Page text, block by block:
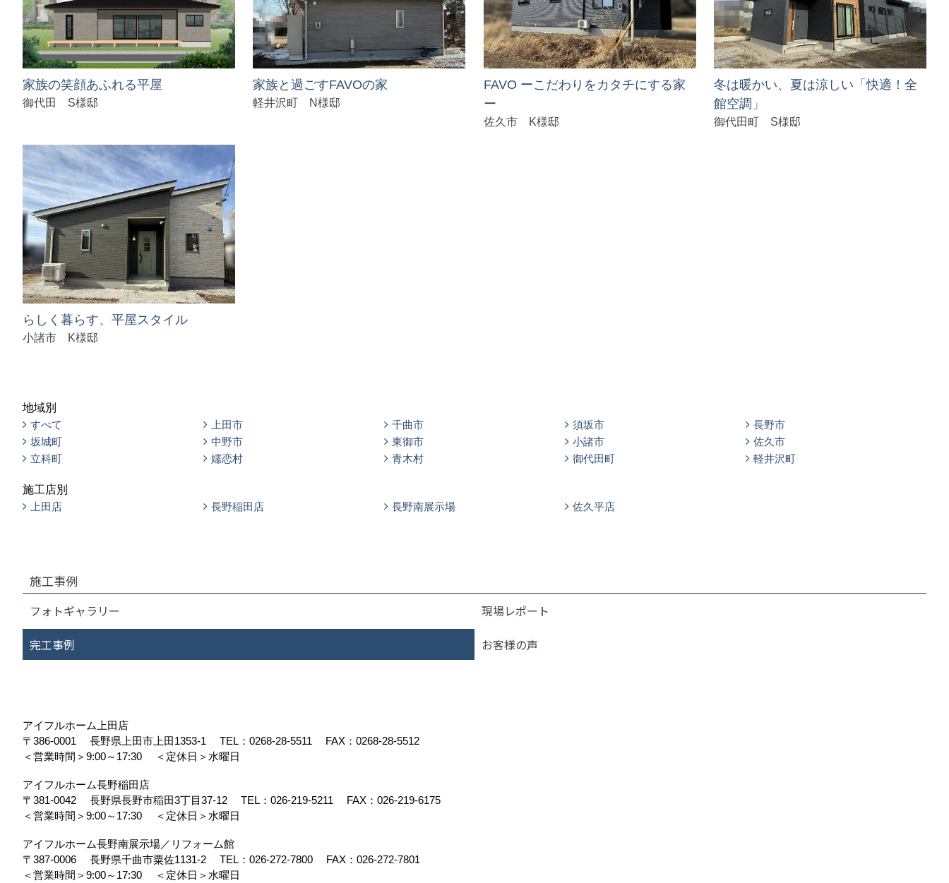
家族の笑顔あふれる平屋
御代田 S様邸
家族と過ごすFAVOの家
軽井沢町 N様邸
FAVO ーこだわりをカタチにする家
ー
佐久市 K様邸
冬は暖かい、夏は涼しい「快適！全
館空調」
御代田町 S様邸
らしく暮らす、平屋スタイル
小諸市 K様邸
地域別
すべて
上田市 千曲市 須坂市
長野市
坂城町
中野市 東御市 小諸市
佐久市
立科町
嬬恋村 青木村 御代田町 軽井沢町
施工店別
上田店
長野稲田店 長野南展示場 佐久平店
施工事例
フォトギャラリー
現場レポート
完工事例
お客様の声
アイフルホーム上田店
〒386-0001
長野県上田市上田1353-1 TEL： 0268-28-5511
FAX：0268-28-5512
＜営業時間＞9:00～17:30
＜定休日＞水曜日
アイフルホーム長野稲田店
〒381-0042
長野県長野市稲田3丁目37-12 TEL： 026-219-5211
FAX：026-219-6175
＜営業時間＞9:00～17:30
＜定休日＞水曜日
アイフルホーム長野南展示場／リフォーム館
〒387-0006
長野県千曲市粟佐1131-2 TEL： 026-272-7800
FAX：026-272-7801
＜営業時間＞9:00～17:30
＜定休日＞水曜日